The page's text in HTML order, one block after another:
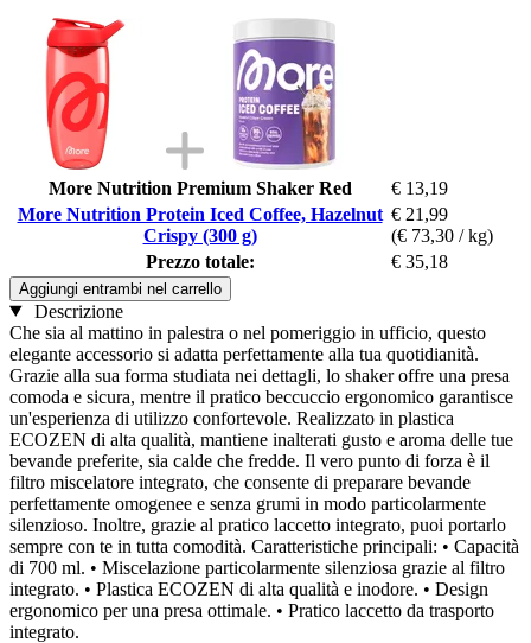
More Nutrition Premium Shaker Red
€ 13,19
More Nutrition Protein Iced Coffee, Hazelnut
Crispy (300 g)
€ 21,99
(€ 73,30 / kg)
Prezzo totale:
€ 35,18
Aggiungi entrambi nel carrello
Descrizione
Che sia al mattino in palestra o nel pomeriggio in ufficio, questo
elegante accessorio si adatta perfettamente alla tua quotidianità.
Grazie alla sua forma studiata nei dettagli, lo shaker offre una presa
comoda e sicura, mentre il pratico beccuccio ergonomico garantisce
un'esperienza di utilizzo confortevole. Realizzato in plastica
ECOZEN di alta qualità, mantiene inalterati gusto e aroma delle tue
bevande preferite, sia calde che fredde. Il vero punto di forza è il
filtro miscelatore integrato, che consente di preparare bevande
perfettamente omogenee e senza grumi in modo particolarmente
silenzioso. Inoltre, grazie al pratico laccetto integrato, puoi portarlo
sempre con te in tutta comodità. Caratteristiche principali: • Capacità
di 700 ml. • Miscelazione particolarmente silenziosa grazie al filtro
integrato. • Plastica ECOZEN di alta qualità e inodore. • Design
ergonomico per una presa ottimale. • Pratico laccetto da trasporto
integrato.